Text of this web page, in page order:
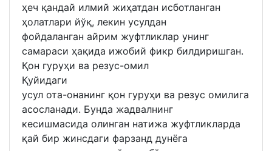
ҳеч қандай илмий жиҳатдан исботланган
ҳолатлари йўқ, лекин усулдан
фойдаланган айрим жуфтликлар унинг
самараси ҳақида ижобий фикр билдиришган.
Қон гуруҳи ва резус-омил
Қуйидаги
усул ота-онанинг қон гуруҳи ва резус омилига
асосланади. Бунда жадвалнинг
кесишмасида олинган натижа жуфтликларда
қай бир жинсдаги фарзанд дунёга